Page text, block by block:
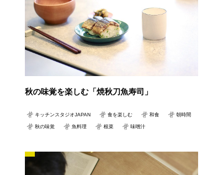
秋の味覚を楽しむ「焼秋刀魚寿司」
キッチンスタジオJAPAN 食を楽しむ 和食 朝時間
秋の味覚 魚料理 根菜 味噌汁